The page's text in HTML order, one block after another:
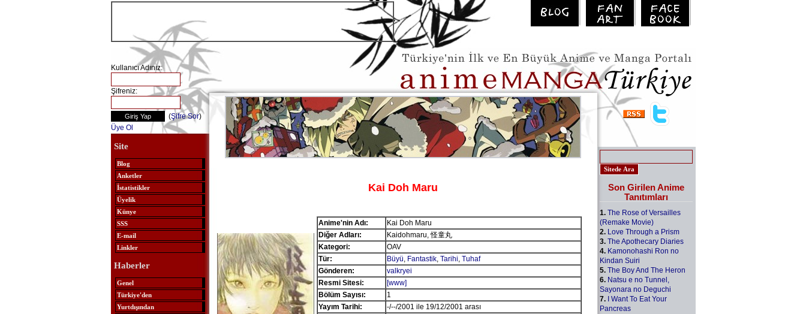
Kullanıcı Adınız:
Şifreniz:
(Şifre Sor)
Üye Ol
Site
Blog
Anketler
İstatistikler
Üyelik
Künye
SSS
E-mail
Linkler
Haberler
Genel
Türkiye'den
Yurtdışından
Kai Doh Maru
Anime'nin Adı:
Kai Doh Maru
Diğer Adları:
Kaidohmaru, 怪童丸
Kategori:
OAV
Tür:
Büyü, Fantastik, Tarihi, Tuhaf
Gönderen:
valkryei
Resmi Sitesi:
[www]
Bölüm Sayısı:
1
Yayım Tarihi:
-/--/2001 ile 19/12/2001 arası
Son Girilen Anime
Tanıtımları
1. The Rose of Versailles
(Remake Movie)
2. Love Through a Prism
3. The Apothecary Diaries
4. Kamonohashi Ron no
Kindan Suiri
5. The Boy And The Heron
6. Natsu e no Tunnel,
Sayonara no Deguchi
7. I Want To Eat Your
Pancreas